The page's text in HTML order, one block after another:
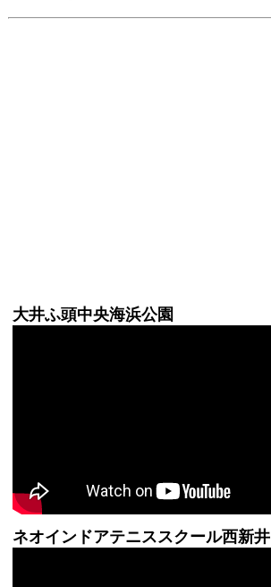
大井ふ頭中央海浜公園
ネオインドアテニススクール西新井